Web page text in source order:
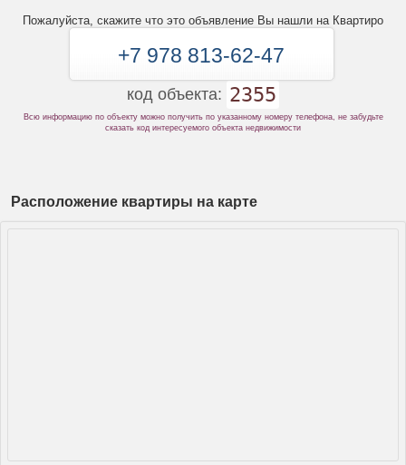
Пожалуйста, скажите что это объявление Вы нашли на Квартиро
+7 978 813-62-47
код объекта: 2355
Всю информацию по объекту можно получить по указанному номеру телефона, не забудьте
сказать код интересуемого объекта недвижимости
Расположение квартиры на карте